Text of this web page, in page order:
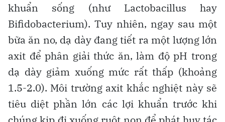
khuẩn sống (như Lactobacillus hay
Bifidobacterium). Tuy nhiên, ngay sau một
bữa ăn no, dạ dày đang tiết ra một lượng lớn
axit để phân giải thức ăn, làm độ pH trong
dạ dày giảm xuống mức rất thấp (khoảng
1.5-2.0). Môi trường axit khắc nghiệt này sẽ
tiêu diệt phần lớn các lợi khuẩn trước khi